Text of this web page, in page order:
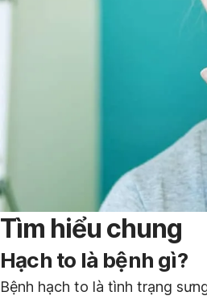
Tìm hiểu chung
Hạch to là bệnh gì?
Bệnh hạch to là tình trạng